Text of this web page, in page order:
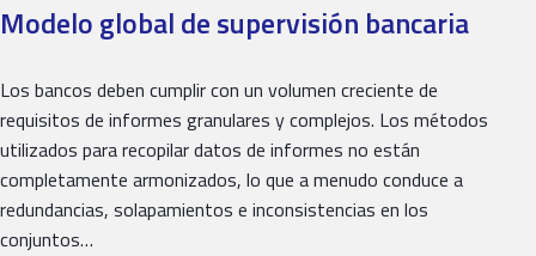
Modelo global de supervisión bancaria
Los bancos deben cumplir con un volumen creciente de
requisitos de informes granulares y complejos. Los métodos
utilizados para recopilar datos de informes no están
completamente armonizados, lo que a menudo conduce a
redundancias, solapamientos e inconsistencias en los
conjuntos…